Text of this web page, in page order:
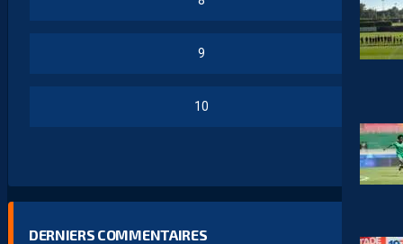
9
10
DERNIERS COMMENTAIRES